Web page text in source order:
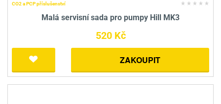
CO2 a PCP příslušenství
Malá servisní sada pro pumpy Hill MK3
520 Kč
ZAKOUPIT